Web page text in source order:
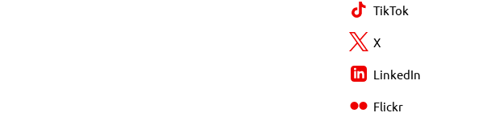
TikTok
X
LinkedIn
Flickr